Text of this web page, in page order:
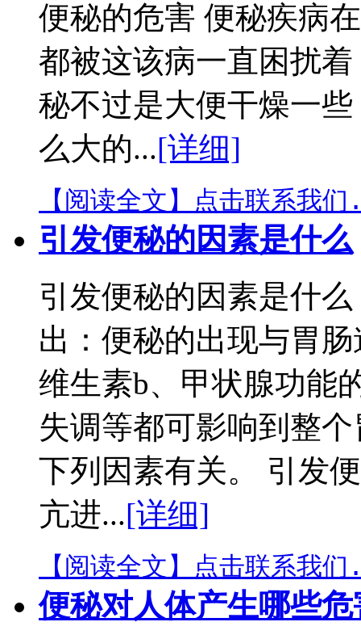
便秘的危害 便秘疾病
都被这该病一直困扰
秘不过是大便干燥一
么大的...[详细]
【阅读全文】 点击联系我
引发便秘的因素是什么
引发便秘的因素是什
出：便秘的出现与胃
维生素b、甲状腺功能
失调等都可影响到整
下列因素有关。 引发
亢进...[详细]
【阅读全文】 点击联系我
便秘对人体产生哪些危